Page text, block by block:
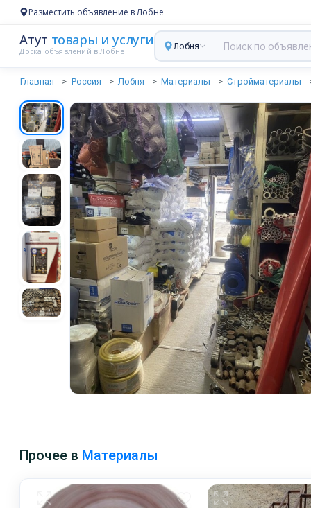
Разместить объявление в Лобне
Атут товары и услуги
Доска объявлений в Лобне
Лобня
Главная Россия Лобня Материалы Стройматериалы
Прочее в Материалы